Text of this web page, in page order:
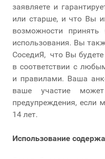
заявляете и
или старше, и что Вы
возможности
использования. Вы
СоседиЯ, что Вы
в соответствии с
и правилами. Ваша
ваше участие
предупреждения,
14 лет.
Использование